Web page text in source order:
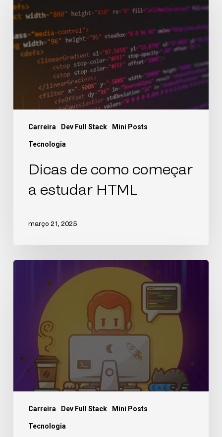
Carreira Dev Full Stack Mini Posts
Tecnologia
Dicas de como começar
a estudar HTML
março 21, 2025
Carreira Dev Full Stack Mini Posts
Tecnologia